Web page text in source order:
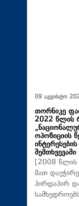
09 აგვისტო
თორნიკე
2022 წლის
ოპოზიციის
[2008 წლის
მათ
პირდაპირ